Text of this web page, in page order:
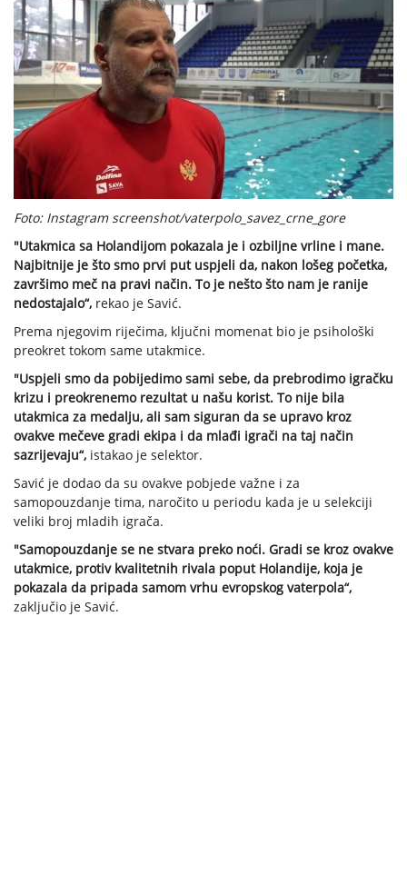
Foto: Instagram screenshot/vaterpolo_savez_crne_gore
"Utakmica sa Holandijom pokazala je i ozbiljne vrline i mane.
Najbitnije je što smo prvi put uspjeli da, nakon lošeg početka,
završimo meč na pravi način. To je nešto što nam je ranije
nedostajalo“, rekao je Savić.
Prema njegovim riječima, ključni momenat bio je psihološki
preokret tokom same utakmice.
"Uspjeli smo da pobijedimo sami sebe, da prebrodimo igračku
krizu i preokrenemo rezultat u našu korist. To nije bila
utakmica za medalju, ali sam siguran da se upravo kroz
ovakve mečeve gradi ekipa i da mlađi igrači na taj način
sazrijevaju“, istakao je selektor.
Savić je dodao da su ovakve pobjede važne i za
samopouzdanje tima, naročito u periodu kada je u selekciji
veliki broj mladih igrača.
"Samopouzdanje se ne stvara preko noći. Gradi se kroz ovakve
utakmice, protiv kvalitetnih rivala poput Holandije, koja je
pokazala da pripada samom vrhu evropskog vaterpola“,
zaključio je Savić.